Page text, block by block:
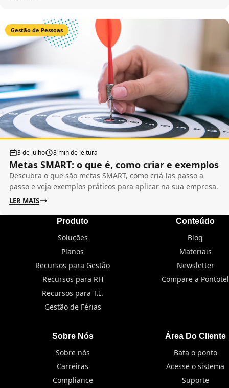
Gestão de Pessoas
3 de julho 8 min de leitura
Metas SMART: o que é, como criar e exemplos
Descubra o que são metas SMART, como criá-las passo a
passo e veja exemplos práticos para aplicar na sua empresa.
LER MAIS
Produto
Soluções
Planos
Recursos para Gestão
Recursos para RH
Recursos para T.I.
Gestão de Férias
Conteúdo
Blog
Materiais
Newsletter
Compare a Pontotel
Sobre Nós
Sobre nós
Carreiras
Compliance
Área Do Cliente
Bata o ponto
Acesse o sistema
Suporte